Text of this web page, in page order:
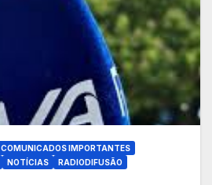
COMUNICADOS IMPORTANTES
NOTÍCIAS
RADIODIFUSÃO